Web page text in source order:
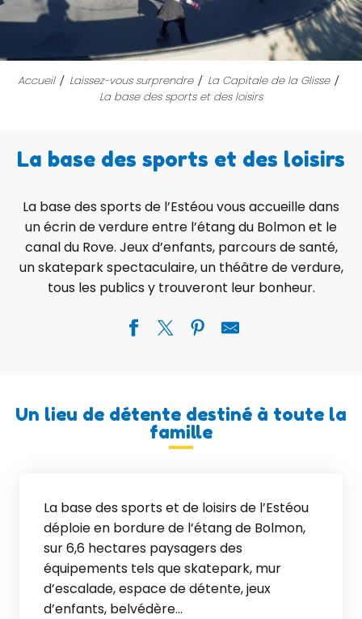
Accueil Laissez-vous surprendre
La Capitale de la Glisse
La base des sports et des loisirs
La base des sports et des loisirs
La base des sports de l’Estéou vous accueille dans
un écrin de verdure entre l’étang du Bolmon et le
canal du Rove. Jeux d’enfants, parcours de santé,
un skatepark spectaculaire, un théâtre de verdure,
tous les publics y trouveront leur bonheur.
Un lieu de détente destiné à toute la
famille
La base des sports et de loisirs de l’Estéou
déploie en bordure de l’étang de Bolmon,
sur 6,6 hectares paysagers des
équipements tels que skatepark, mur
d’escalade, espace de détente, jeux
d’enfants, belvédère…